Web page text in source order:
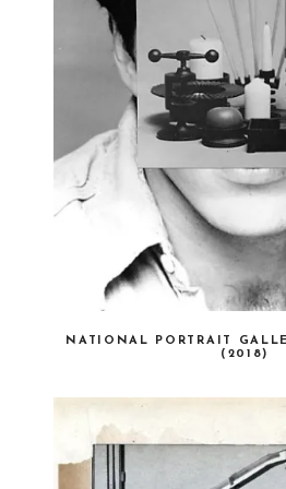
NATIONAL PORTRAIT
(2018)